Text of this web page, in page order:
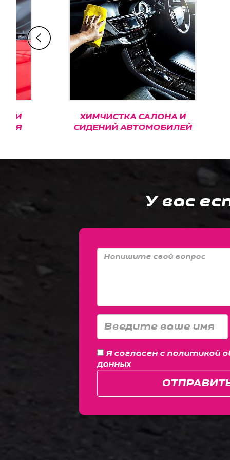
ХИМЧИСТКА САЛОНА И
СИДЕНИЙ АВТОМОБИЛЕЙ
У вас
Я согласен с политикой
данных